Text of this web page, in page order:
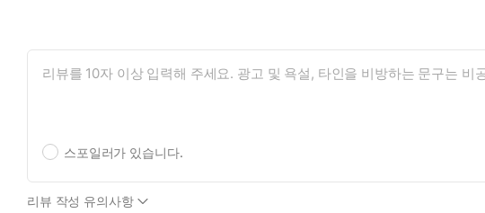
스포일러가 있습니다.
리뷰 작성 유의사항